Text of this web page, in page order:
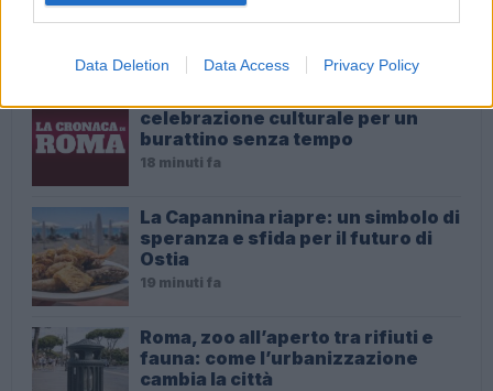
Data Deletion Data Access Privacy Policy
celebrazione culturale per un
burattino senza tempo
18 minuti fa
La Capannina riapre: un simbolo di
speranza e sfida per il futuro di
Ostia
19 minuti fa
Roma, zoo all’aperto tra rifiuti e
fauna: come l’urbanizzazione
cambia la città